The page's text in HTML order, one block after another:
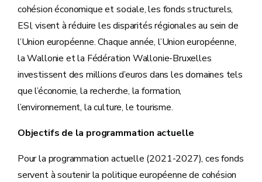
cohésion économique et sociale, les fonds structurels,
ESI, visent à réduire les disparités régionales au sein de
l’Union européenne. Chaque année, l’Union européenne,
la Wallonie et la Fédération Wallonie-Bruxelles
investissent des millions d’euros dans les domaines tels
que l’économie, la recherche, la formation,
l’environnement, la culture, le tourisme.
Objectifs de la programmation actuelle
Pour la programmation actuelle (2021-2027), ces fonds
servent à soutenir la politique européenne de cohésion